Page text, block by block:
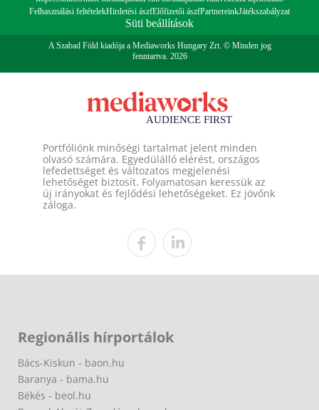
Felhasználási feltételekHirdetési ászfElőfizetői ászfPartnereinkJátékszabályzat
Süti beállítások
A Szabad Föld kiadója a Mediaworks Hungary Zrt. © Minden jog
fenntartva. 2026
Portfóliónk minőségi tartalmat jelent minden
olvasó számára. Egyedülálló elérést, országos
lefedettséget és változatos megjelenési
lehetőséget biztosít. Folyamatosan keressük az
új irányokat és fejlődési lehetőségeket. Ez jövőnk
záloga.
Regionális hírportálok
Bács-Kiskun - baon.hu
Baranya - bama.hu
Békés - beol.hu